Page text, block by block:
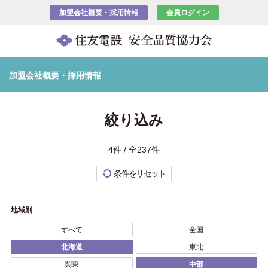
加盟会社概要・採用情報 会員ログイン
加盟会社概要・採用情報
絞り込み
4件 / 全237件
条件をリセット
地域別
すべて 全国
北海道 東北
関東 中部